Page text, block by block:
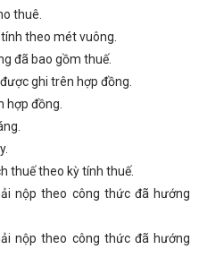
thuê.
theo mét vuông.
đã bao gồm thuế.
ghi trên hợp đồng.
hợp đồng.
thuế theo kỳ tính thuế.
nộp theo công thức đã hướng
nộp theo công thức đã hướng